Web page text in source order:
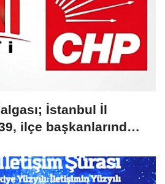
İstanbul İl
ilçe başkanlarından